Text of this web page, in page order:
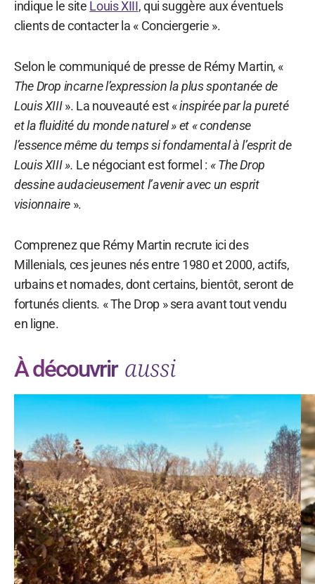
indique le site Louis XIII, qui suggère aux éventuels
clients de contacter la « Conciergerie ».
Selon le communiqué de presse de Rémy Martin, «
The Drop incarne l’expression la plus spontanée de
Louis XIII». La nouveauté est «inspirée par la pureté
et la fluidité du monde naturel » et « condense
l’essence même du temps si fondamental à l’esprit de
Louis XIII ». Le négociant est formel : « The Drop
dessine audacieusement l’avenir avec un esprit
visionnaire ».
Comprenez que Rémy Martin recrute ici des
Millenials, ces jeunes nés entre 1980 et 2000, actifs,
urbains et nomades, dont certains, bientôt, seront de
fortunés clients. « The Drop » sera avant tout vendu
en ligne.
À découvrir aussi